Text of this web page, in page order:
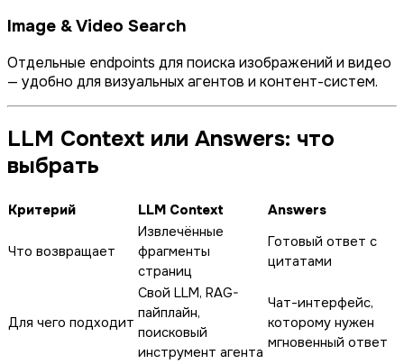
Image & Video Search
Отдельные endpoints для поиска изображений и видео
— удобно для визуальных агентов и контент-систем.
LLM Context или Answers: что
выбрать
Критерий LLM Context Answers
Что возвращает
Извлечённые
фрагменты
страниц
Готовый ответ с
цитатами
Для чего подходит
Свой LLM, RAG-
пайплайн,
поисковый
инструмент агента
Чат-интерфейс,
которому нужен
мгновенный ответ